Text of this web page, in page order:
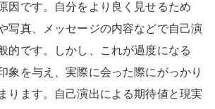
因です。自分をより良く見せるため
写真、メッセージの内容などで自己演
的です。しかし、これが過度になる
象を与え、実際に会った際にがっかり
ります。自己演出による期待値と現実